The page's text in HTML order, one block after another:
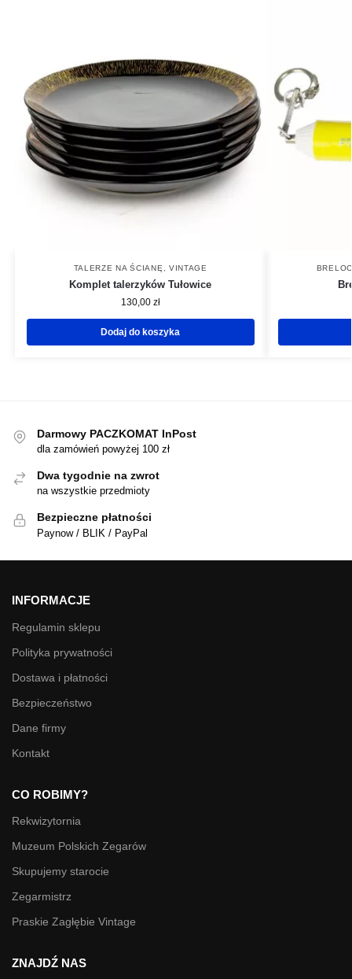
TALERZE NA ŚCIANĘ VINTAGE
Komplet talerzyków Tułowice
130,00 zł
Dodaj do koszyka
Darmowy PACZKOMAT InPost
dla zamówień powyżej 100 zł
Dwa tygodnie na zwrot
na wszystkie przedmioty
Bezpieczne płatności
Paynow / BLIK / PayPal
INFORMACJE
Regulamin sklepu
Polityka prywatności
Dostawa i płatności
Bezpieczeństwo
Dane firmy
Kontakt
CO ROBIMY?
Rekwizytornia
Muzeum Polskich Zegarów
Skupujemy starocie
Zegarmistrz
Praskie Zagłębie Vintage
ZNAJDŹ NAS